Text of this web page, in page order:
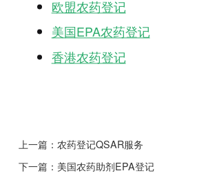
欧盟农药登记
美国EPA农药登记
香港农药登记
上一篇： 农药登记QSAR服务
下一篇： 美国农药助剂EPA登记